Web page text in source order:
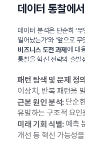
데이터 통찰에
데이터 분석은 단순히 ‘
일어났는가’와 ‘앞으로
비즈니스 도전 과제 에 대
통찰을 혁신 전략의 출발
패턴 탐색 및 문제 정
이상치, 반복 패턴을
근본 원인 분석:단순
유발하는 구조적 요인
미래 기회 식별:예측
개선 등 혁신 가능성